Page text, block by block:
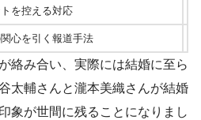
を控える対応
心を引く報道手法
絡み合い、実際には結婚に至ら
太輔さんと瀧本美織さんが結婚
象が世間に残ることになりまし